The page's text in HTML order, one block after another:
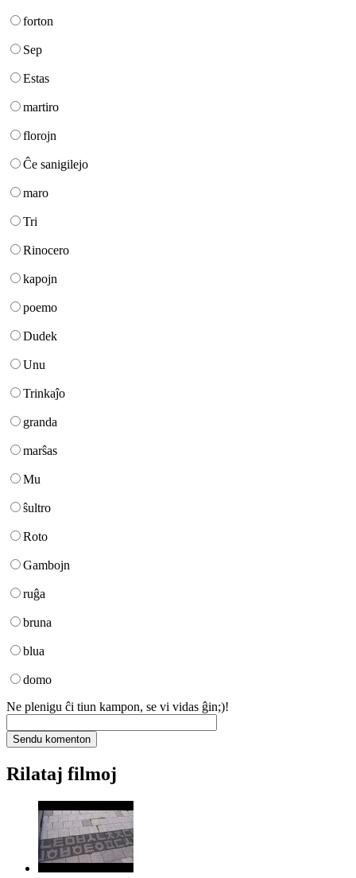
forton
Sep
Estas
martiro
florojn
Ĉe sanigilejo
maro
Tri
Rinocero
kapojn
poemo
Dudek
Unu
Trinkaĵo
granda
marŝas
Mu
ŝultro
Roto
Gambojn
ruĝa
bruna
blua
domo
Ne plenigu ĉi tiun kampon, se vi vidas ĝin;)!
Rilataj filmoj